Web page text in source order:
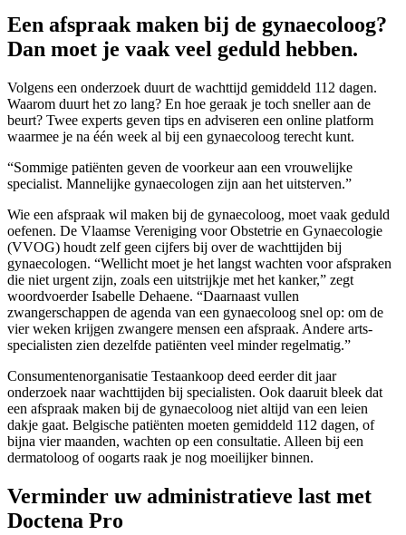
Een afspraak maken bij de gynaecoloog?
Dan moet je vaak veel geduld hebben.
Volgens een onderzoek duurt de wachttijd gemiddeld 112 dagen.
Waarom duurt het zo lang? En hoe geraak je toch sneller aan de
beurt? Twee experts geven tips en adviseren een online platform
waarmee je na één week al bij een gynaecoloog terecht kunt.
“Sommige patiënten geven de voorkeur aan een vrouwelijke
specialist. Mannelijke gynaecologen zijn aan het uitsterven.”
Wie een afspraak wil maken bij de gynaecoloog, moet vaak geduld
oefenen. De Vlaamse Vereniging voor Obstetrie en Gynaecologie
(VVOG) houdt zelf geen cijfers bij over de wachttijden bij
gynaecologen. “Wellicht moet je het langst wachten voor afspraken
die niet urgent zijn, zoals een uitstrijkje met het kanker,” zegt
woordvoerder Isabelle Dehaene. “Daarnaast vullen
zwangerschappen de agenda van een gynaecoloog snel op: om de
vier weken krijgen zwangere mensen een afspraak. Andere arts-
specialisten zien dezelfde patiënten veel minder regelmatig.”
Consumentenorganisatie Testaankoop deed eerder dit jaar
onderzoek naar wachttijden bij specialisten. Ook daaruit bleek dat
een afspraak maken bij de gynaecoloog niet altijd van een leien
dakje gaat. Belgische patiënten moeten gemiddeld 112 dagen, of
bijna vier maanden, wachten op een consultatie. Alleen bij een
dermatoloog of oogarts raak je nog moeilijker binnen.
Verminder uw administratieve last met
Doctena Pro